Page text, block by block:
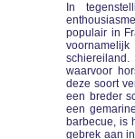
In
populair in
waarvoor
deze soort
een breder
een
barbecue, is
gebrek aan